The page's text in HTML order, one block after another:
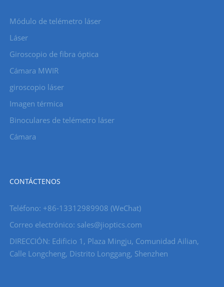
Módulo de telémetro láser
Láser
Giroscopio de fibra óptica
Cámara MWIR
giroscopio láser
Imagen térmica
Binoculares de telémetro láser
Cámara
CONTÁCTENOS
Teléfono: +86-13312989908 (WeChat)
Correo electrónico: sales@jioptics.com
DIRECCIÓN: Edificio 1, Plaza Mingju, Comunidad Ailian,
Calle Longcheng, Distrito Longgang, Shenzhen